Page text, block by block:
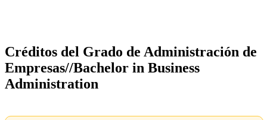
Créditos del Grado de Administración de
Empresas//Bachelor in Business
Administration